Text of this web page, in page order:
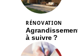
RÉNOVATION
à suivre ?